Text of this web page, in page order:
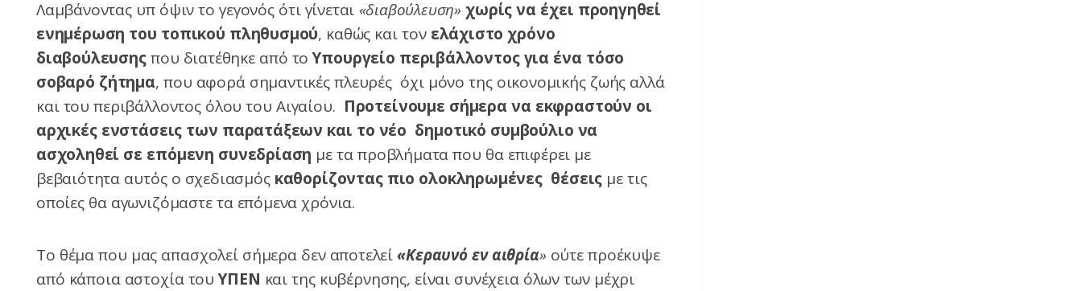
Λαμβάνοντας υπ όψιν το γεγονός ότι γίνεται «διαβούλευση» χωρίς να έχει προηγηθεί
ενημέρωση του τοπικού πληθυσμού, καθώς και τον ελάχιστο χρόνο
διαβούλευσηςπου διατέθηκε από τοΥπουργείο περιβάλλοντος για ένα τόσο
σοβαρό ζήτημα, που αφορά σημαντικές πλευρές όχι μόνο της οικονομικής ζωής αλλά
και του περιβάλλοντος όλου του Αιγαίου. Προτείνουμε σήμερα να εκφραστούν οι
αρχικές ενστάσεις των παρατάξεων και το νέο δημοτικό συμβούλιο να
ασχοληθεί σε επόμενη συνεδρίαση με τα προβλήματα που θα επιφέρει με
βεβαιότητα αυτός ο σχεδιασμός καθορίζοντας πιο ολοκληρωμένες θέσεις με τις
οποίες θα αγωνιζόμαστε τα επόμενα χρόνια.
Το θέμα που μας απασχολεί σήμερα δεν αποτελεί«Κεραυνό εν αιθρία» ούτε προέκυψε
από κάποια αστοχία τουΥΠΕΝ και της κυβέρνησης, είναι συνέχεια όλων των μέχρι